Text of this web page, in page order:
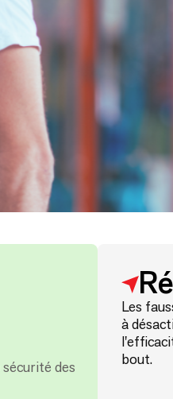
des
Les
à
bout.